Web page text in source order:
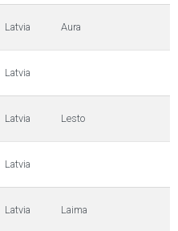
Latvia Aura
Latvia
Latvia Lesto
Latvia
Latvia Laima